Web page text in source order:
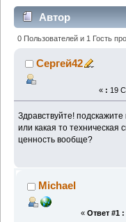
Автор
(Прочитано 1491
0 Пользователей и 1 Гость
Сергей42
« : 19
Здравствуйте!
или какая то техническая
ценность вообще?
Michael
« Ответ #1 :